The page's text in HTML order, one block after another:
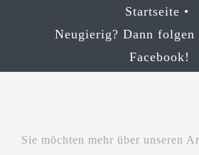
Startseite
Neugierig? Dann folgen
Facebook!
Sie möchten mehr über unseren